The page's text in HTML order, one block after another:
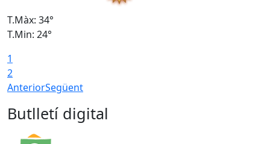
T.Màx: 34°
T.Min: 24°
1
2
AnteriorSegüent
Butlletí digital